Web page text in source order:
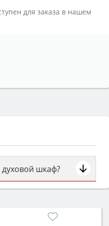
для заказа в нашем
шкаф?
типом (газовый или
50–70 л для семьи,